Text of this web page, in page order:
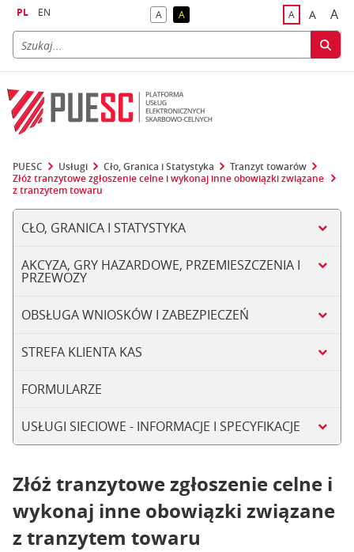
PL EN Akontrast domyślny
Akontrast żółty tekst na czarnym tle
Adomyślna
A A
PUESC Usługi Cło, Granica i Statystyka
Tranzyt towarów
Złóż tranzytowe zgłoszenie celne i wykonaj inne obowiązki związane
z tranzytem towaru
CŁO, GRANICA I STATYSTYKA
AKCYZA, GRY HAZARDOWE, PRZEMIESZCZENIA I
PRZEWOZY
OBSŁUGA WNIOSKÓW I ZABEZPIECZEŃ
STREFA KLIENTA KAS
FORMULARZE
USŁUGI SIECIOWE - INFORMACJE I SPECYFIKACJE
Złóż tranzytowe zgłoszenie celne i
wykonaj inne obowiązki związane
z tranzytem towaru